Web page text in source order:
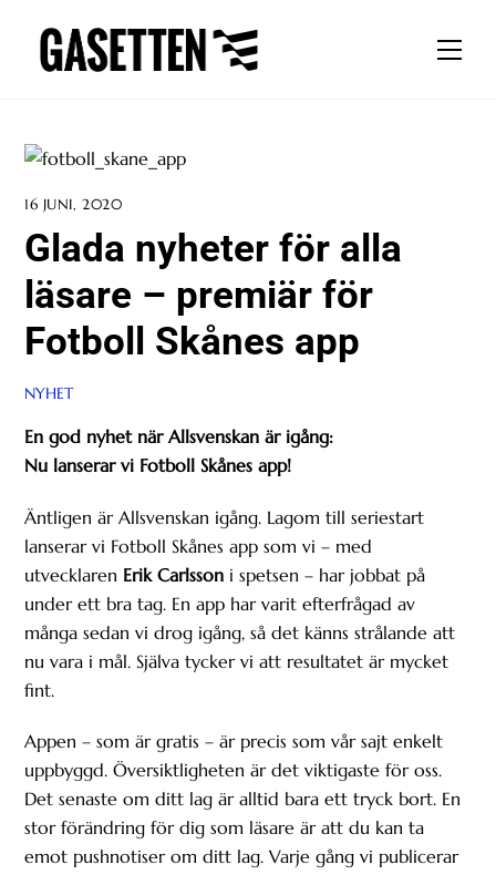
content
16 JUNI, 2020
Glada nyheter för alla
läsare – premiär för
Fotboll Skånes app
NYHET
En god nyhet när Allsvenskan är igång:
Nu lanserar vi Fotboll Skånes app!
Äntligen är Allsvenskan igång. Lagom till seriestart
lanserar vi Fotboll Skånes app som vi – med
utvecklaren Erik Carlsson i spetsen – har jobbat på
under ett bra tag. En app har varit efterfrågad av
många sedan vi drog igång, så det känns strålande att
nu vara i mål. Själva tycker vi att resultatet är mycket
fint.
Appen – som är gratis – är precis som vår sajt enkelt
uppbyggd. Översiktligheten är det viktigaste för oss.
Det senaste om ditt lag är alltid bara ett tryck bort. En
stor förändring för dig som läsare är att du kan ta
emot pushnotiser om ditt lag. Varje gång vi publicerar